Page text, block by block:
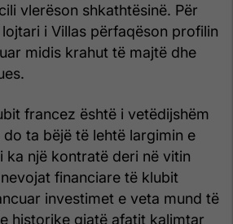
vlerëson shkathtësinë. Për
i Villas përfaqëson profilin
midis krahut të majtë dhe
francez është i vetëdijshëm
do ta bëjë të lehtë largimin e
ka një kontratë deri në vitin
financiare të klubit
investimet e veta mund të
historike gjatë afatit kalimtar